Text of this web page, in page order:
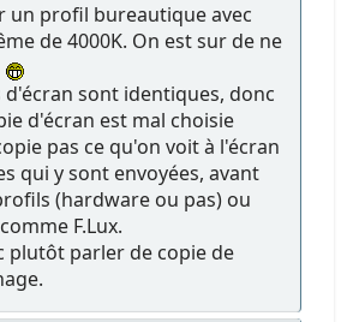
un profil bureautique avec
de 4000K. On est sur de ne
d'écran sont identiques, donc
d'écran est mal choisie
pas ce qu'on voit à l'écran
qui y sont envoyées, avant
(hardware ou pas) ou
F.Lux.
plutôt parler de copie de